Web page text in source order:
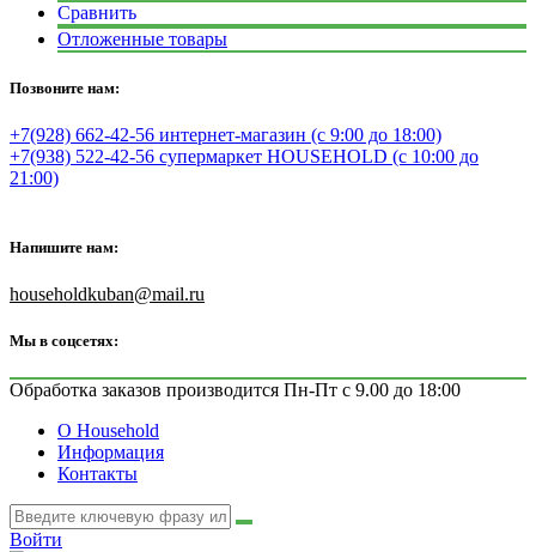
Сравнить
Отложенные товары
Позвоните нам:
+7(928) 662-42-56 интернет-магазин (с 9:00 до 18:00)
+7(938) 522-42-56 супермаркет HOUSEHOLD (с 10:00 до
21:00)
Напишите нам:
householdkuban@mail.ru
Мы в соцсетях:
Обработка заказов производится Пн-Пт с 9.00 до 18:00
О Household
Информация
Контакты
Войти